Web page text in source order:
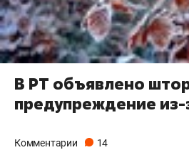
В РТ объявлено
предупреждение из-
Комментарии 14